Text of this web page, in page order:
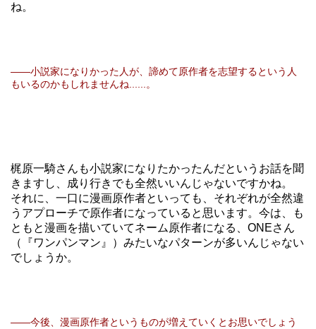
ね。
――小説家になりかった人が、諦めて原作者を志望するという人
もいるのかもしれませんね......。
梶原一騎さんも小説家になりたかったんだというお話を聞
きますし、成り行きでも全然いいんじゃないですかね。
それに、一口に漫画原作者といっても、それぞれが全然違
うアプローチで原作者になっていると思います。今は、も
ともと漫画を描いていてネーム原作者になる、ONEさん
（『ワンパンマン』）みたいなパターンが多いんじゃない
でしょうか。
――今後、漫画原作者というものが増えていくとお思いでしょう